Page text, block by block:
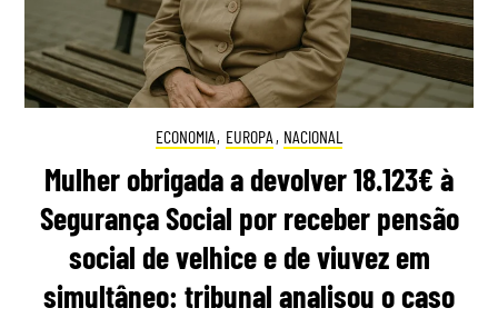
ECONOMIA, EUROPA , NACIONAL
Mulher obrigada a devolver 18.123€ à
Segurança Social por receber pensão
social de velhice e de viuvez em
simultâneo: tribunal analisou o caso